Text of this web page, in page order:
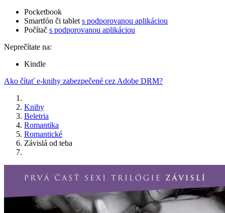
Pocketbook
Smartfón či tablet s podporovanou aplikáciou
Počítač s podporovanou aplikáciou
Neprečítate na:
Kindle
Ako čítať e-knihy zabezpečené cez Adobe DRM?
Knihy
Beletria
Romantika
Romantické
Závislá od teba